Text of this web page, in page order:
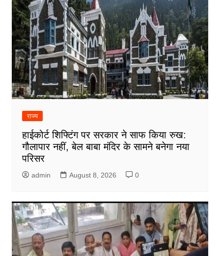
राज्य
हाईकोर्ट शिफ्टिंग पर सरकार ने साफ किया रुख:
गौलापार नहीं, बेल बाबा मंदिर के सामने बनेगा नया
परिसर
admin August 8, 2026 0